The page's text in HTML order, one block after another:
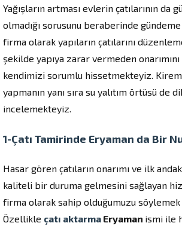
Yağışların artması evlerin çatılarının da
olmadığı sorusunu beraberinde
firma olarak yapıların çatılarını
şekilde yapıya zarar vermeden
kendimizi sorumlu hissetmekteyiz.
yapmanın yanı sıra su yalıtım örtüsü de
incelemekteyiz.
1-Çatı Tamirinde Eryaman da Bir
Hasar gören çatıların onarımı ve ilk
kaliteli bir duruma gelmesini sağlayan
firma olarak sahip olduğumuzu söylemek
Özellikle çatı aktarma Eryaman ismi ile